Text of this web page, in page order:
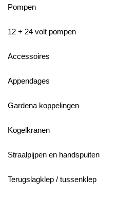
Pompen
12 + 24 volt pompen
Accessoires
Appendages
Gardena koppelingen
Kogelkranen
Straalpijpen en handspuiten
Terugslagklep / tussenklep